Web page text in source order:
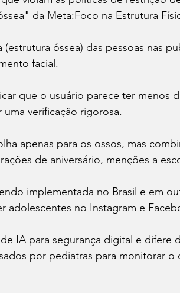
da Meta:Foco na Estrutura
óssea) das pessoas nas
facial.
que o usuário parece ter menos
verificação rigorosa.
apenas para os ossos, mas
de aniversário, menções a
implementada no Brasil e em
no Instagram e
IA para segurança digital e difere
por pediatras para monitorar